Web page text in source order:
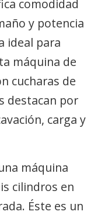
comodidad
y potencia
ideal para
máquina de
cucharas de
destacan por
carga y
máquina
cilindros en
Éste es un